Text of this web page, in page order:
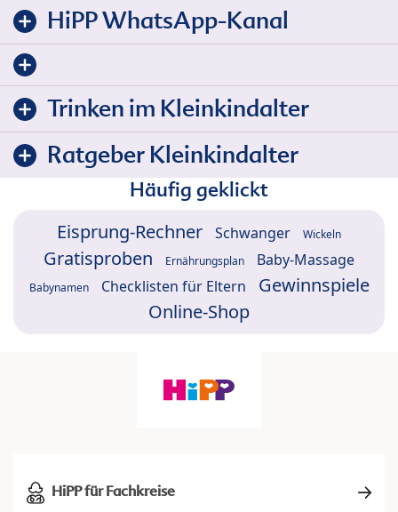
HiPP WhatsApp-Kanal
Trinken im Kleinkindalter
Ratgeber Kleinkindalter
Häufig geklickt
Eisprung-Rechner Schwanger Wickeln
Gratisproben Ernährungsplan Baby-Massage
Babynamen Checklisten für Eltern
Gewinnspiele
Online-Shop
HiPP für Fachkreise